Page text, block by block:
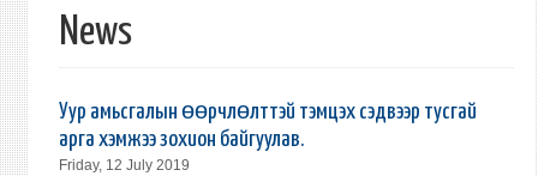
News
Уур амьсгалын өөрчлөлттэй тэмцэх сэдвээр тусгай
арга хэмжээ зохион байгуулав.
Friday, 12 July 2019